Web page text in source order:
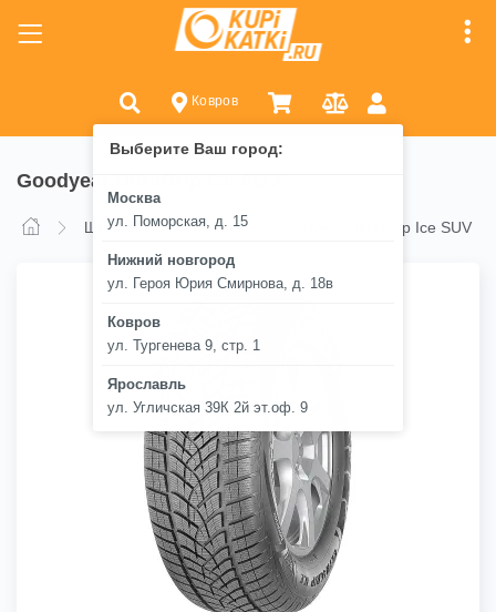
Ковров
Выберите Ваш город:
Москва
ул. Поморская, д. 15
Нижний новгород
ул. Героя Юрия Смирнова, д. 18в
Ковров
ул. Тургенева 9, стр. 1
Ярославль
ул. Угличская 39К 2й эт.оф. 9
Goodyear UltraGrip Ice SUV
Шины Goodyear Goodyear UltraGrip Ice SUV